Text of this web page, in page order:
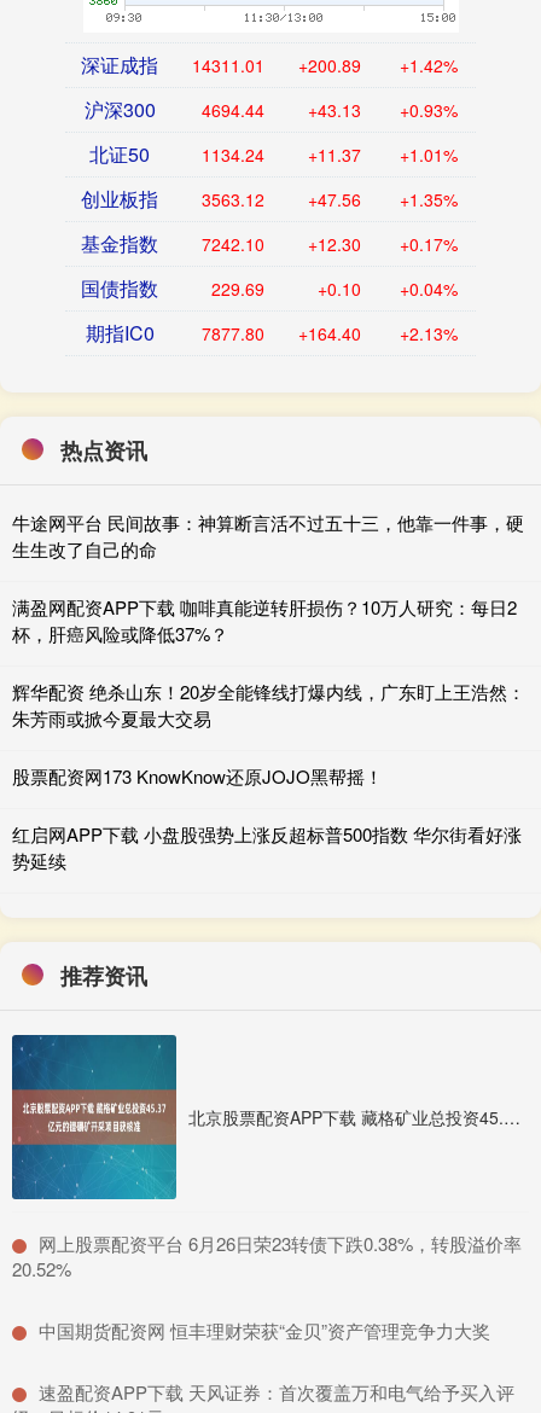
深证成指 14311.01 +200.89 +1.42%
沪深300 4694.44 +43.13 +0.93%
北证50 1134.24 +11.37 +1.01%
创业板指 3563.12 +47.56 +1.35%
基金指数 7242.10 +12.30 +0.17%
国债指数 229.69 +0.10 +0.04%
期指IC0 7877.80 +164.40 +2.13%
热点资讯
牛途网平台 民间故事：神算断言活不过五十三，他靠一件事，硬
生生改了自己的命
满盈网配资APP下载 咖啡真能逆转肝损伤？10万人研究：每日2
杯，肝癌风险或降低37%？
辉华配资 绝杀山东！20岁全能锋线打爆内线，广东盯上王浩然：
朱芳雨或掀今夏最大交易
股票配资网173 KnowKnow还原JOJO黑帮摇！
红启网APP下载 小盘股强势上涨反超标普500指数 华尔街看好涨
势延续
推荐资讯
北京股票配资APP下载 藏格矿业总投资45.37亿元的锂硼矿开采项目获核准
​网上股票配资平台 6月26日荣23转债下跌0.38%，转股溢价率
20.52%
​中国期货配资网 恒丰理财荣获“金贝”资产管理竞争力大奖
​速盈配资APP下载 天风证券：首次覆盖万和电气给予买入评